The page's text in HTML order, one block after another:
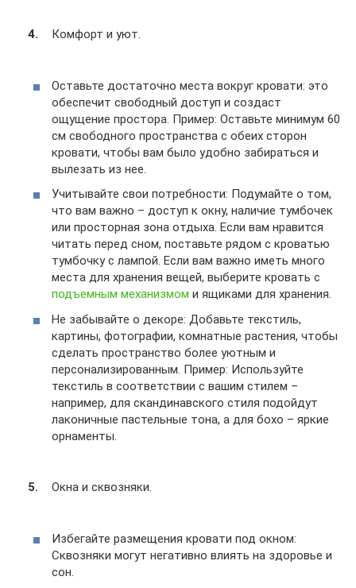
Комфорт и уют.
Оставьте достаточно места вокруг кровати: это
обеспечит свободный доступ и создаст
ощущение простора. Пример: Оставьте минимум 60
см свободного пространства с обеих сторон
кровати, чтобы вам было удобно забираться и
вылезать из нее.
Учитывайте свои потребности: Подумайте о том,
что вам важно – доступ к окну, наличие тумбочек
или просторная зона отдыха. Если вам нравится
читать перед сном, поставьте рядом с кроватью
тумбочку с лампой. Если вам важно иметь много
места для хранения вещей, выберите кровать с
подъемным механизмом и ящиками для хранения.
Не забывайте о декоре: Добавьте текстиль,
картины, фотографии, комнатные растения, чтобы
сделать пространство более уютным и
персонализированным. Пример: Используйте
текстиль в соответствии с вашим стилем –
например, для скандинавского стиля подойдут
лаконичные пастельные тона, а для бохо – яркие
орнаменты.
Окна и сквозняки.
Избегайте размещения кровати под окном:
Сквозняки могут негативно влиять на здоровье и
сон.